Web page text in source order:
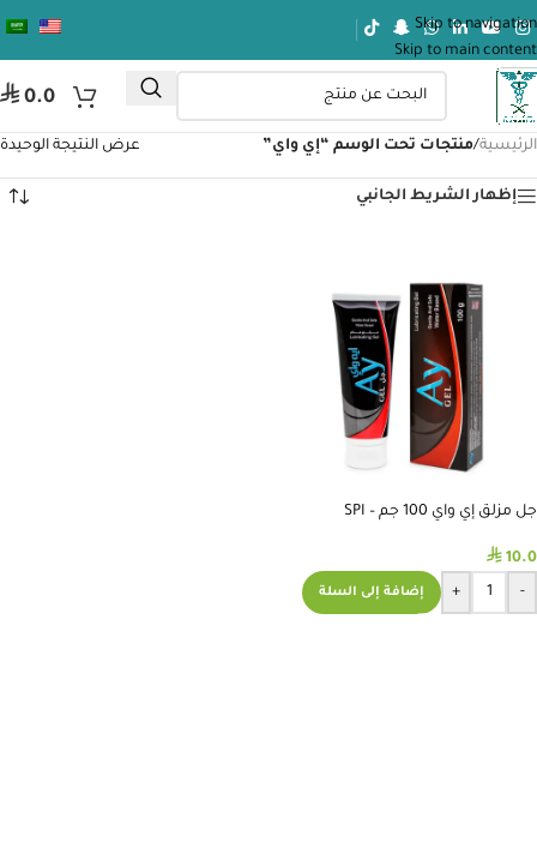
Skip to navigation
Skip to main content
⃁ 0.0
الرئيسية/منتجات تحت الوسم “إي واي” عرض النتيجة الوحيدة
إظهار الشريط الجانبي
جل مزلق إي واي 100 جم – SPI
⃁ 10.0
-
+ إضافة إلى السلة